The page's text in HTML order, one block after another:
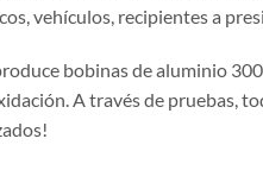
vehículos, recipientes a
bobinas de aluminio
A través de pruebas,